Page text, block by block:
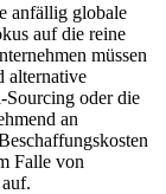
anfällig globale
auf die reine
müssen
alternative
Sourcing oder die
an
Falle von